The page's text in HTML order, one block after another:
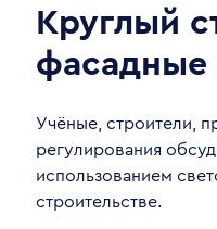
Круглый
фасадные
Учёные, строители,
регулирования
использованием
строительстве.